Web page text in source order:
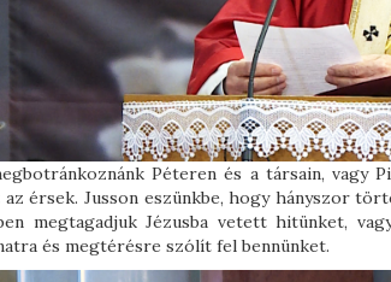
Péteren és a társain, vagy
érsek. Jusson eszünkbe, hogy hányszor
megtagadjuk Jézusba vetett hitünket,
és megtérésre szólít fel bennünket.